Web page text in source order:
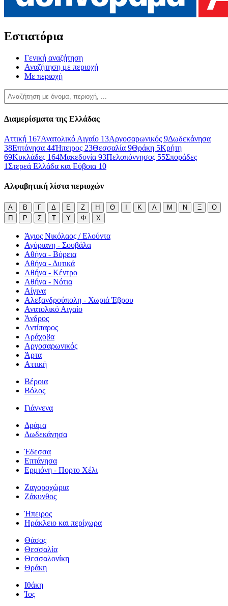
Εστιατόρια
Γενική αναζήτηση
Αναζήτηση με περιοχή
Με περιοχή
Διαμερίσματα της Ελλάδας
Αττική 167Ανατολικό Αιγαίο 13Αργοσαρωνικός 9Δωδεκάνησα
38Επτάνησα 44Ήπειρος 23Θεσσαλία 9Θράκη 5Κρήτη
69Κυκλάδες 164Μακεδονία 93Πελοπόννησος 55Σποράδες
1Στερεά Ελλάδα και Εύβοια 10
Αλφαβητική λίστα περιοχών
Α Β Γ Δ Ε Ζ Η Θ Ι Κ Λ Μ Ν Ξ
Ο
Π
Ρ Σ Τ Υ Φ Χ
Άγιος Νικόλαος / Ελούντα
Αγόριανη - Σουβάλα
Αθήνα - Βόρεια
Αθήνα - Δυτικά
Αθήνα - Κέντρο
Αθήνα - Νότια
Αίγινα
Αλεξανδρούπολη - Χωριά Έβρου
Ανατολικό Αιγαίο
Άνδρος
Αντίπαρος
Αράχοβα
Αργοσαρωνικός
Άρτα
Αττική
Βέροια
Βόλος
Γιάννενα
Δράμα
Δωδεκάνησα
Έδεσσα
Επτάνησα
Ερμιόνη - Πορτο Χέλι
Ζαγοροχώρια
Ζάκυνθος
Ήπειρος
Ηράκλειο και περίχωρα
Θάσος
Θεσσαλία
Θεσσαλονίκη
Θράκη
Ιθάκη
Ίος